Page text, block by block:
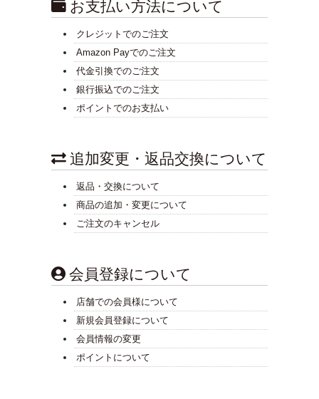
お支払い方法について
クレジットでのご注文
Amazon Payでのご注文
代金引換でのご注文
銀行振込でのご注文
ポイントでのお支払い
追加変更・返品交換について
返品・交換について
商品の追加・変更について
ご注文のキャンセル
会員登録について
店舗での会員様について
新規会員登録について
会員情報の変更
ポイントについて